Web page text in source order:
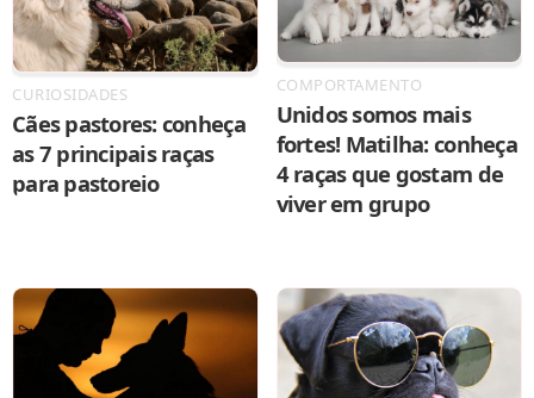
CURIOSIDADES
Cães pastores: conheça
as 7 principais raças
para pastoreio
COMPORTAMENTO
Unidos somos mais
fortes! Matilha: conheça
4 raças que gostam de
viver em grupo